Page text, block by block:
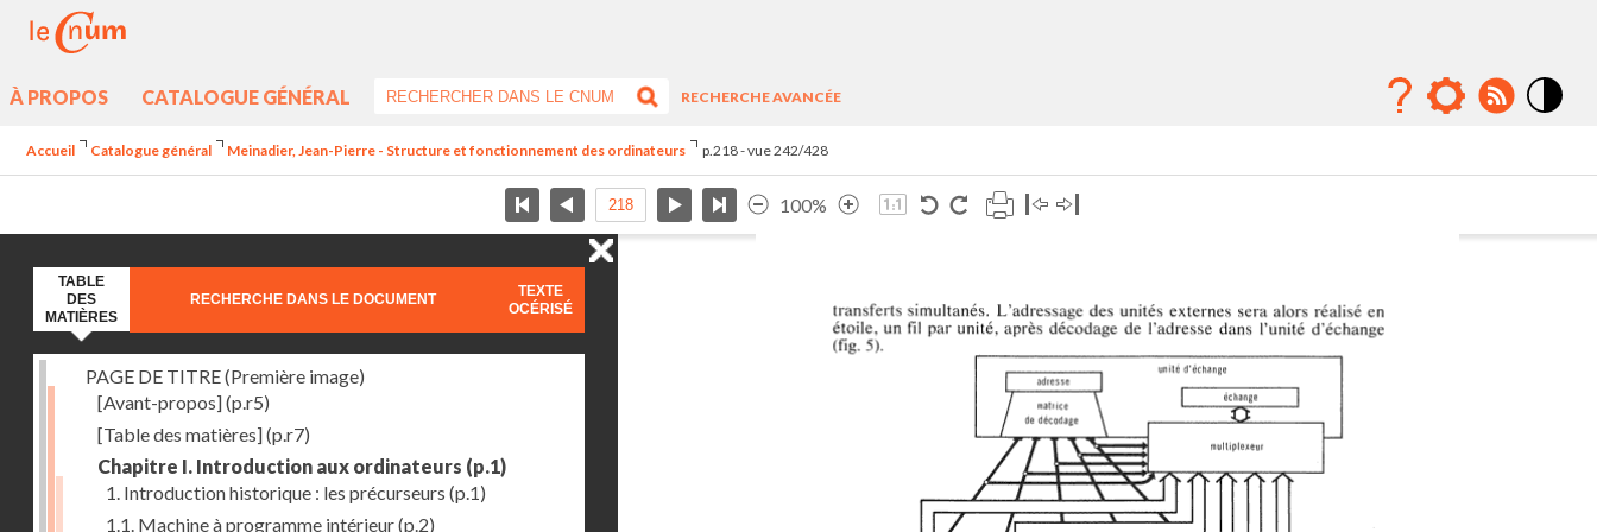
À PROPOS CATALOGUE GÉNÉRAL
RECHERCHE AVANCÉE
Accueil Catalogue général Meinadier, Jean-Pierre - Structure et fonctionnement des ordinateurs p.218 - vue 242/428
100%
TABLE
DES
MATIÈRES
RECHERCHE DANS LE DOCUMENT
TEXTE
OCÉRISÉ
PAGE DE TITRE (Première image)
[Avant-propos](p.r5)
[Table des matières](p.r7)
Chapitre I. Introduction aux ordinateurs (p.1)
1. Introduction historique : les précurseurs (p.1)
1.1. Machine à programme intérieur(p.2)